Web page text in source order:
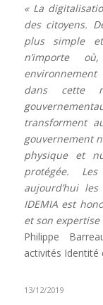
« La
des citoyens.
plus simple
n’importe
dans cette
transforment
gouvernement
physique et
protégée.
aujourd’hui
IDEMIA est
et son expertise
Philippe
activités Identité
13/12/2019